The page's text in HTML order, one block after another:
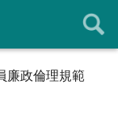
廉政倫理規範